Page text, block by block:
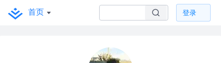
首页 登录